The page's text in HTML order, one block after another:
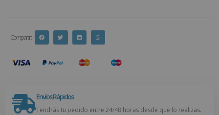
Compartir :
Envíos Rápidos
Tendrás tu pedido entre 24/48 horas desde que lo realizas.